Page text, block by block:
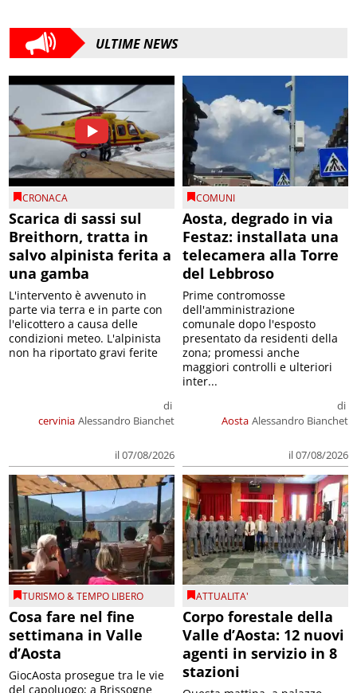
ULTIME NEWS
CRONACA
Scarica di sassi sul
Breithorn, tratta in
salvo alpinista ferita a
una gamba
cervinia
di
Alessandro Bianchet
il 07/08/2026
L'intervento è avvenuto in
parte via terra e in parte con
l'elicottero a causa delle
condizioni meteo. L'alpinista
non ha riportato gravi ferite
COMUNI
Aosta, degrado in via
Festaz: installata una
telecamera alla Torre
del Lebbroso
Aosta
di
Alessandro Bianchet
il 07/08/2026
Prime contromosse
dell'amministrazione
comunale dopo l'esposto
presentato da residenti della
zona; promessi anche
maggiori controlli e ulteriori
inter...
TURISMO & TEMPO LIBERO
Cosa fare nel fine
settimana in Valle
d’Aosta
GiocAosta prosegue tra le vie
del capoluogo; a Brissogne
ATTUALITA'
Corpo forestale della
Valle d’Aosta: 12 nuovi
agenti in servizio in 8
stazioni